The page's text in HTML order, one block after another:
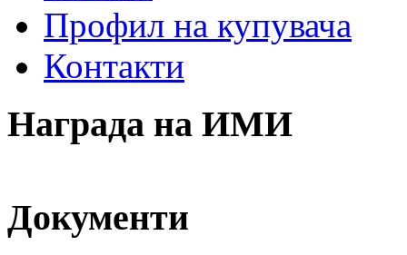
Профил на купувача
Контакти
Награда на ИМИ
Документи